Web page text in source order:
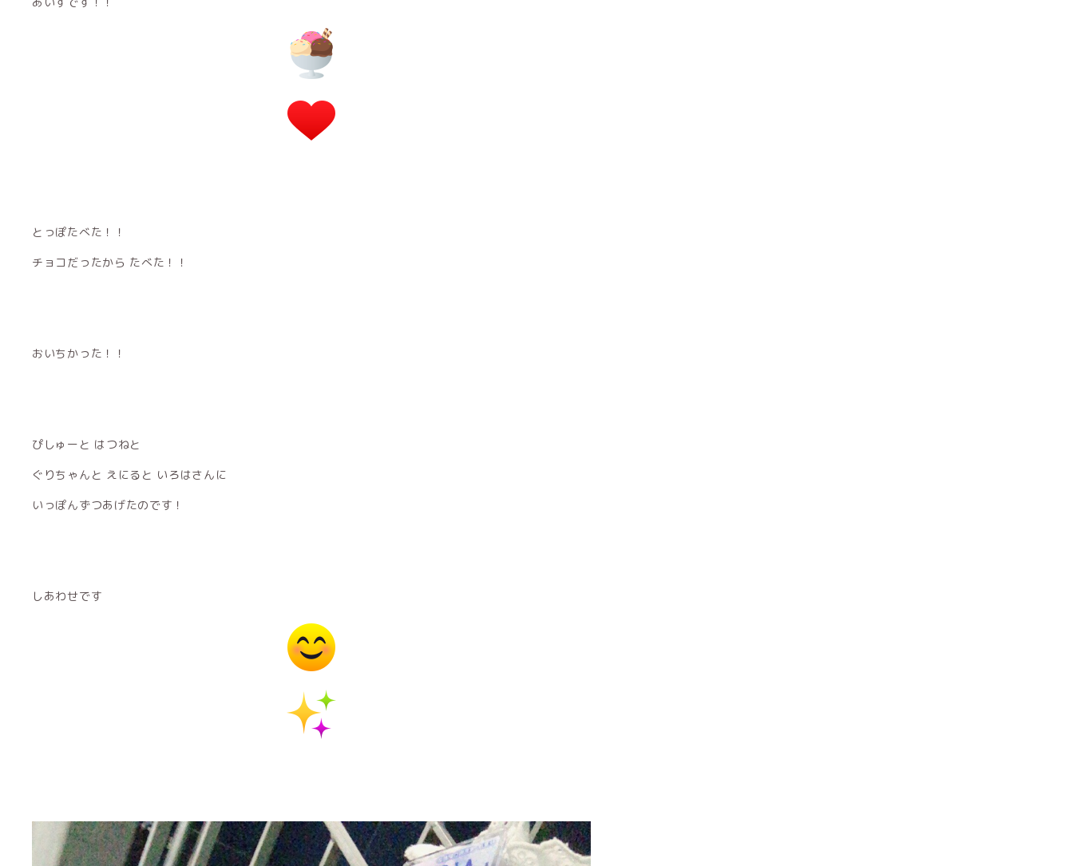
とっぽたべた！！
チョコだったから たべた！！
おいちかった！！
ぴしゅーと はつねと
ぐりちゃんと えにると いろはさんに
いっぽんずつあげたのです！
しあわせです